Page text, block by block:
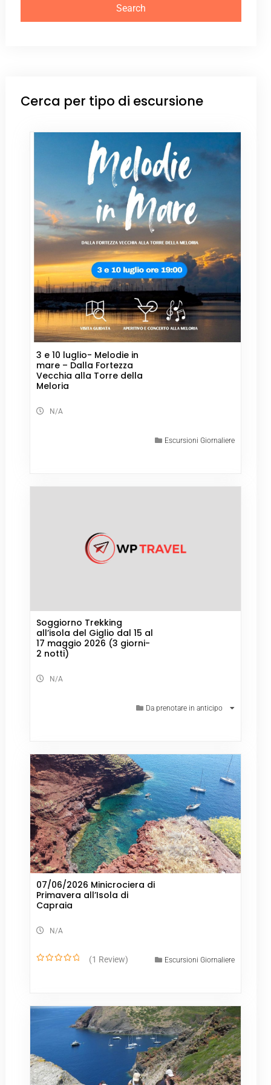
Cerca per tipo di escursione
3 e 10 luglio- Melodie in
mare – Dalla Fortezza
Vecchia alla Torre della
Meloria
N/A
Escursioni Giornaliere
Soggiorno Trekking
all’isola del Giglio dal 15 al
17 maggio 2026 (3 giorni-
2 notti)
N/A
Da prenotare in anticipo
07/06/2026 Minicrociera di
Primavera all’Isola di
Capraia
N/A
t
(1 Review) Escursioni Giornaliere